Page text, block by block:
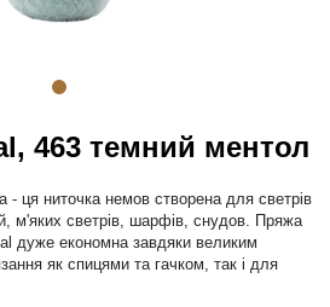
463 темний ментол
- ця ниточка немов створена для светрів
м'яких светрів, шарфів, снудов. Пряжа
дуже економна завдяки великим
як спицями та гачком, так і для